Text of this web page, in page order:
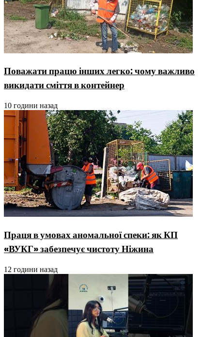
Поважати працю інших легко: чому важливо
викидати сміття в контейнер
10 години назад
Праця в умовах аномальної спеки: як КП
«ВУКГ» забезпечує чистоту Ніжина
12 години назад